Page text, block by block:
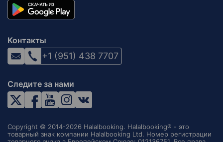
Контакты
+1 (951) 438 7707
Следите за нами
Copyright © 2014-2026 Halalbooking. Halalbooking® - это
товарный знак компании Halalbooking Ltd. Номер регистрации